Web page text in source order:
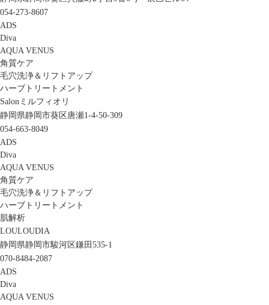
054-273-8607
ADS
Diva
AQUA VENUS
角質ケア
毛穴洗浄＆リフトアップ
ハーブトリートメント
Salonミルフィオリ
静岡県静岡市葵区唐瀬1-4-50-309
054-663-8049
ADS
Diva
AQUA VENUS
角質ケア
毛穴洗浄＆リフトアップ
ハーブトリートメント
肌解析
LOULOUDIA
静岡県静岡市駿河区鎌田535-1
070-8484-2087
ADS
Diva
AQUA VENUS